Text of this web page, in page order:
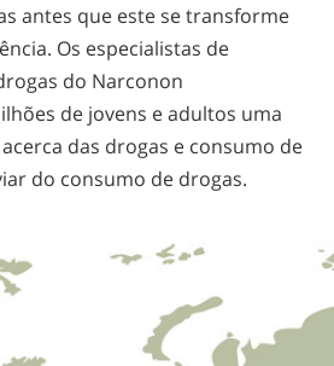
antes que este se transforme
Os especialistas de
do Narconon
de jovens e adultos uma
das drogas e consumo de
do consumo de drogas.